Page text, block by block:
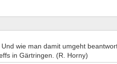
wie man damit umgeht
in Gärtringen. (R. Horny)